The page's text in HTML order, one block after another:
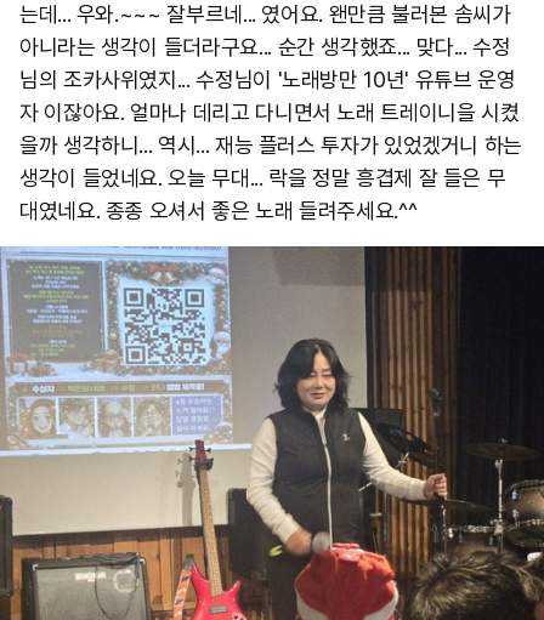
는데... 우와.~~~ 잘부르네... 였어요. 왠만큼 불러본 솜씨가
아니라는 생각이 들더라구요... 순간 생각했죠... 맞다... 수정
님의 조카사위였지... 수정님이 '노래방만 10년' 유튜브 운영
자 이잖아요. 얼마나 데리고 다니면서 노래 트레이니을 시켰
을까 생각하니... 역시... 재능 플러스 투자가 있었겠거니 하는
생각이 들었네요. 오늘 무대... 락을 정말 흥겹제 잘 들은 무
대였네요. 종종 오셔서 좋은 노래 들려주세요.^^